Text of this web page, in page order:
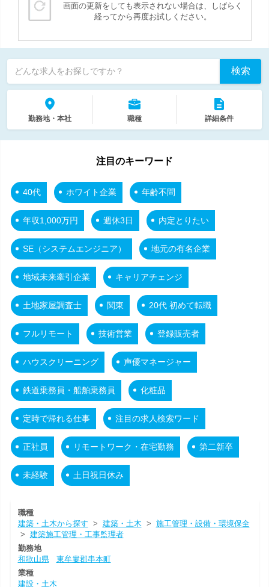
画面の更新をしても表示されない場合は、しばらく
経ってから再度お試しください。
どんな求人をお探しですか？ 検索
勤務地・本社 職種 詳細条件
注目のキーワード
40代 ホワイト企業 年齢不問
年収1,000万円 週休3日 内定とりたい
SE（システムエンジニア） 地元の有名企業
地域未来牽引企業 キャリアチェンジ
土地家屋調査士 関東 20代 初めて転職
フルリモート 技術営業 登録販売者
ハウスクリーニング 声優マネージャー
鉄道乗務員・船舶乗務員 化粧品
定時で帰れる仕事 注目の求人検索ワード
正社員 リモートワーク・在宅勤務 第二新卒
未経験 土日祝日休み
職種
建築・土木から探す > 建築・土木 > 施工管理・設備・環境保全
> 建築施工管理・工事監理者
勤務地
和歌山県
東牟婁郡串本町
業種
建設・土木